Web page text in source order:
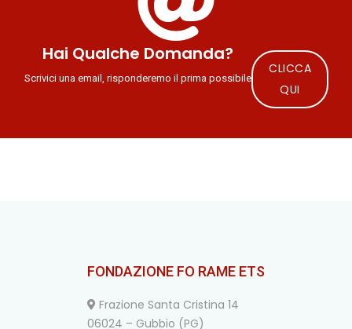
Hai Qualche Domanda?
Scrivici una email, risponderemo il prima possibile
CLICCA
QUI
FONDAZIONE FO RAME ETS
Frazione Santa Cristina 14
06024 – Gubbio (PG)